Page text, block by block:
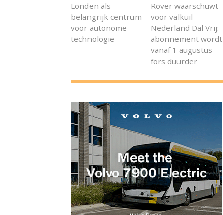
Londen als
belangrijk centrum
voor autonome
technologie
Rover waarschuwt
voor valkuil
Nederland Dal Vrij:
abonnement wordt
vanaf 1 augustus
fors duurder